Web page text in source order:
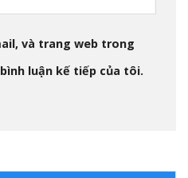
và trang web trong
luận kế tiếp của tôi.